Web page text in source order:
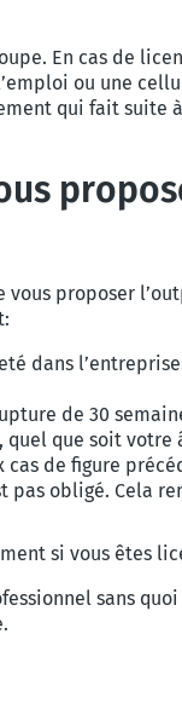
En cas de
ou une
qui fait suite
proposer
dans
de 30
que soit votre
cas de figure
pas obligé. Cela
si vous êtes
sans